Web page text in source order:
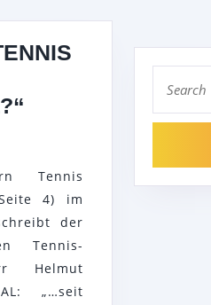
BUND
E.
V.
EIN
Tennis
4) im
der
Tennis-
Helmut
„…seit
for: